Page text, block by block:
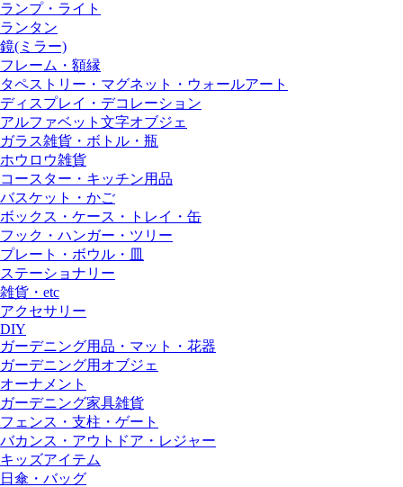
ランプ・ライト
ランタン
鏡(ミラー)
フレーム・額縁
タペストリー・マグネット・ウォールアート
ディスプレイ・デコレーション
アルファベット文字オブジェ
ガラス雑貨・ボトル・瓶
ホウロウ雑貨
コースター・キッチン用品
バスケット・かご
ボックス・ケース・トレイ・缶
フック・ハンガー・ツリー
プレート・ボウル・皿
ステーショナリー
雑貨・etc
アクセサリー
DIY
ガーデニング用品・マット・花器
ガーデニング用オブジェ
オーナメント
ガーデニング家具雑貨
フェンス・支柱・ゲート
バカンス・アウトドア・レジャー
キッズアイテム
日傘・バッグ